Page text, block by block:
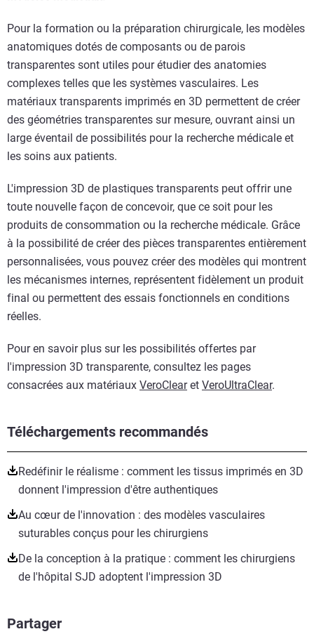
Téléchargements recommandés
Redéfinir le réalisme : comment les tissus imprimés en 3D
donnent l'impression d'être authentiques
Au cœur de l'innovation : des modèles vasculaires
suturables conçus pour les chirurgiens
De la conception à la pratique : comment les chirurgiens
de l'hôpital SJD adoptent l'impression 3D
Partager
Pour la formation ou la préparation chirurgicale, les modèles
anatomiques dotés de composants ou de parois
transparentes sont utiles pour étudier des anatomies
complexes telles que les systèmes vasculaires. Les
matériaux transparents imprimés en 3D permettent de créer
des géométries transparentes sur mesure, ouvrant ainsi un
large éventail de possibilités pour la recherche médicale et
les soins aux patients.
L'impression 3D de plastiques transparents peut offrir une
toute nouvelle façon de concevoir, que ce soit pour les
produits de consommation ou la recherche médicale. Grâce
à la possibilité de créer des pièces transparentes entièrement
personnalisées, vous pouvez créer des modèles qui montrent
les mécanismes internes, représentent fidèlement un produit
final ou permettent des essais fonctionnels en conditions
réelles.
Pour en savoir plus sur les possibilités offertes par
l'impression 3D transparente, consultez les pages
consacrées aux matériaux VeroClearet VeroUltraClear.